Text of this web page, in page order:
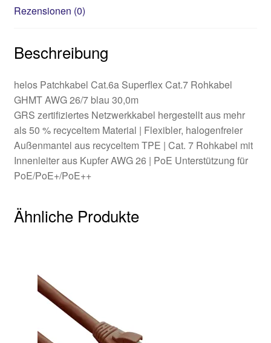
Rezensionen (0)
Beschreibung
helos Patchkabel Cat.6a Superflex Cat.7 Rohkabel
GHMT AWG 26/7 blau 30,0m
GRS zertifiziertes Netzwerkkabel hergestellt aus mehr
als 50 % recyceltem Material | Flexibler, halogenfreier
Außenmantel aus recyceltem TPE | Cat. 7 Rohkabel mit
Innenleiter aus Kupfer AWG 26 | PoE Unterstützung für
PoE/PoE+/PoE++
Ähnliche Produkte